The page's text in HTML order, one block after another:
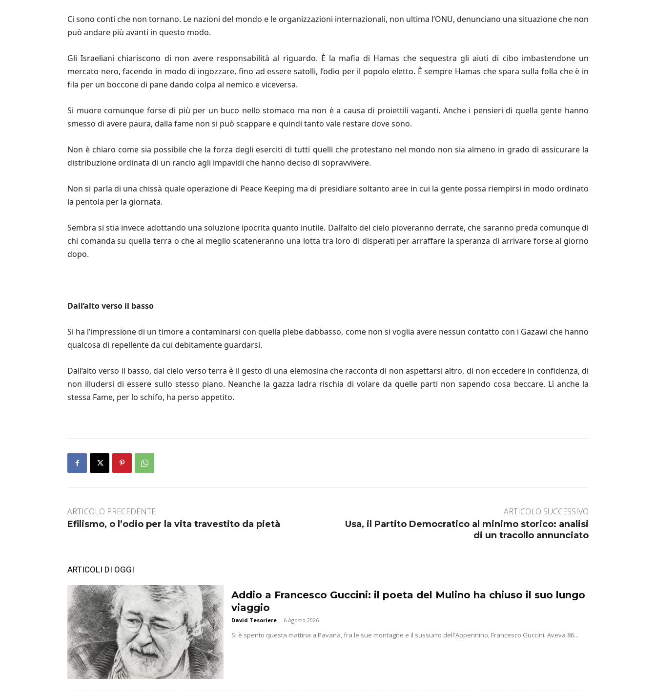
Ci sono conti che non tornano. Le nazioni del mondo e le organizzazioni internazionali, non ultima l’ONU, denunciano una situazione che non
può andare più avanti in questo modo.
Gli Israeliani chiariscono di non avere responsabilità al riguardo. È la mafia di Hamas che sequestra gli aiuti di cibo imbastendone un
mercato nero, facendo in modo di ingozzare, fino ad essere satolli, l’odio per il popolo eletto. È sempre Hamas che spara sulla folla che è in
fila per un boccone di pane dando colpa al nemico e viceversa.
Si muore comunque forse di più per un buco nello stomaco ma non è a causa di proiettili vaganti. Anche i pensieri di quella gente hanno
smesso di avere paura, dalla fame non si può scappare e quindi tanto vale restare dove sono.
Non è chiaro come sia possibile che la forza degli eserciti di tutti quelli che protestano nel mondo non sia almeno in grado di assicurare la
distribuzione ordinata di un rancio agli impavidi che hanno deciso di sopravvivere.
Non si parla di una chissà quale operazione di Peace Keeping ma di presidiare soltanto aree in cui la gente possa riempirsi in modo ordinato
la pentola per la giornata.
Sembra si stia invece adottando una soluzione ipocrita quanto inutile. Dall’alto del cielo pioveranno derrate, che saranno preda comunque di
chi comanda su quella terra o che al meglio scateneranno una lotta tra loro di disperati per arraffare la speranza di arrivare forse al giorno
dopo.
Dall’alto verso il basso
Si ha l’impressione di un timore a contaminarsi con quella plebe dabbasso, come non si voglia avere nessun contatto con i Gazawi che hanno
qualcosa di repellente da cui debitamente guardarsi.
Dall’alto verso il basso, dal cielo verso terra è il gesto di una elemosina che racconta di non aspettarsi altro, di non eccedere in confidenza, di
non illudersi di essere sullo stesso piano. Neanche la gazza ladra rischia di volare da quelle parti non sapendo cosa beccare. Lì anche la
stessa Fame, per lo schifo, ha perso appetito.
ARTICOLO PRECEDENTE
Efilismo, o l’odio per la vita travestito da pietà
ARTICOLO SUCCESSIVO
Usa, il Partito Democratico al minimo storico: analisi
di un tracollo annunciato
ARTICOLI DI OGGI
Addio a Francesco Guccini: il poeta del Mulino ha chiuso il suo lungo
viaggio
David Tesoriere - 6 Agosto 2026
Si è spento questa mattina a Pavana, fra le sue montagne e il sussurro dell'Appennino, Francesco Guccini. Aveva 86...